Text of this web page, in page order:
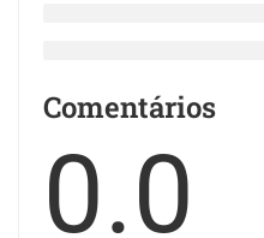
Comentários
0.0